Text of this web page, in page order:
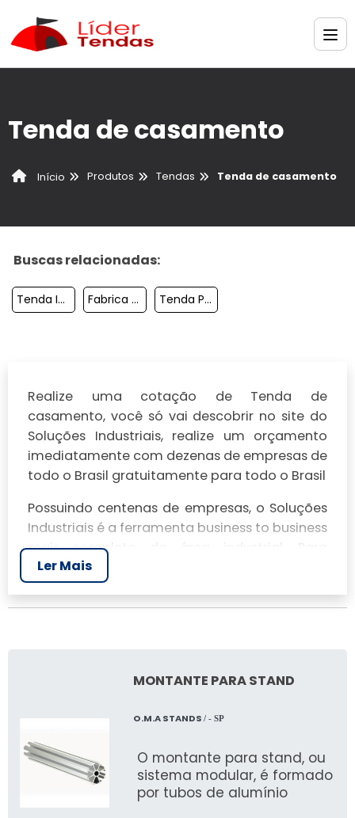
Tenda de casamento
Início Produtos Tendas Tenda de casamento
Buscas relacionadas:
Tenda Inflavel Para Acao Promocional Fabrica De Tendas Para Eventos Tenda Personalizado Para Eventos
Realize uma cotação de Tenda de
casamento, você só vai descobrir no site do
Soluções Industriais, realize um orçamento
imediatamente com dezenas de empresas de
todo o Brasil gratuitamente para todo o Brasil
Possuindo centenas de empresas, o Soluções
Industriais é a ferramenta business to business
mais completo da área industrial. Para
realizar um orçamento de Tenda de
casamento, clique em um ou mais dos
anuciantes a seguir:
Ler Mais
MONTANTE PARA STAND
O.M.A STANDS / - SP
O montante para stand, ou
sistema modular, é formado
por tubos de alumínio